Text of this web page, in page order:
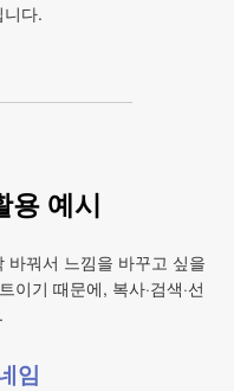
다.
용 예시
바꿔서 느낌을 바꾸고 싶을
이기 때문에, 복사·검색·선
임